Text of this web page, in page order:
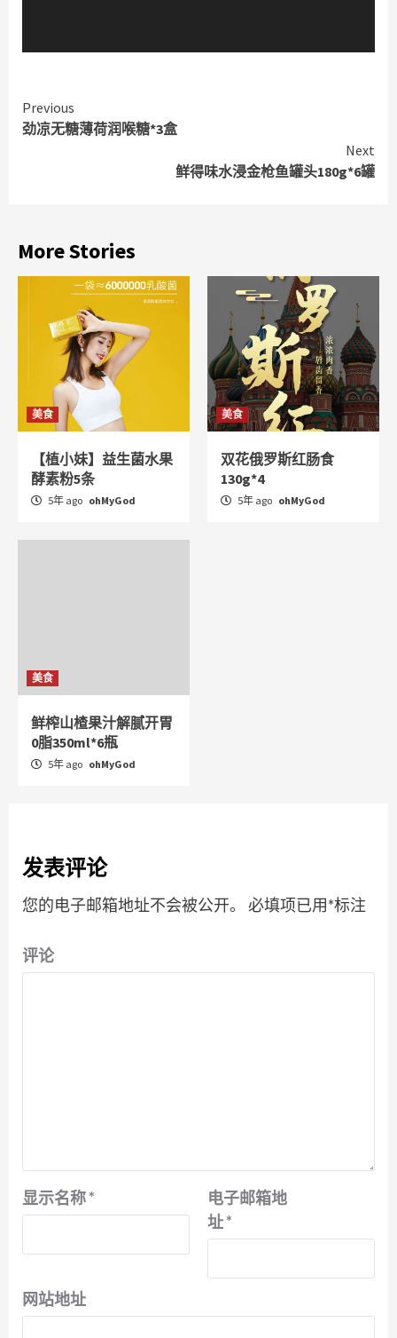
Continue
Reading
Previous
劲凉无糖薄荷润喉糖*3盒
Next
鲜得味水浸金枪鱼罐头180g*6罐
More Stories
美食
【植小妹】益生菌水果
酵素粉5条
5年 ago ohMyGod
美食
双花俄罗斯红肠食
130g*4
5年 ago ohMyGod
美食
鲜榨山楂果汁解腻开胃
0脂350ml*6瓶
5年 ago ohMyGod
发表评论
您的电子邮箱地址不会被公开。 必填项已用*标注
评论
显示名称*
电子邮箱地
址*
网站地址